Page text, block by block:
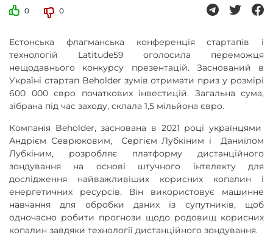
0
0
Естонська флагманська конференція стартапів і
технологій Latitude59 оголосила переможця
нещодавнього конкурсу презентацій. Заснований в
Україні стартап Beholder зумів отримати приз у розмірі
600 000 євро початкових інвестицій. Загальна сума,
зібрана під час заходу, склала 1,5 мільйона євро.
Компанія Beholder, заснована в 2021 році українцями
Андрієм Севрюковим, Сергієм Лубкіним і Даниїлом
Лубкіним, розробляє платформу дистанційного
зондування на основі штучного інтелекту для
дослідження найважливіших корисних копалин і
енергетичних ресурсів. Він використовує машинне
навчання для обробки даних із супутників, щоб
одночасно робити прогнози щодо родовищ корисних
копалин завдяки технології дистанційного зондування.